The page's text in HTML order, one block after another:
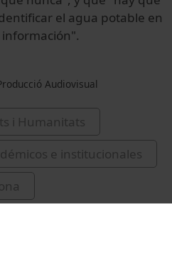
el agua potable en
información".
Audiovisual
i Humanitats
e institucionales